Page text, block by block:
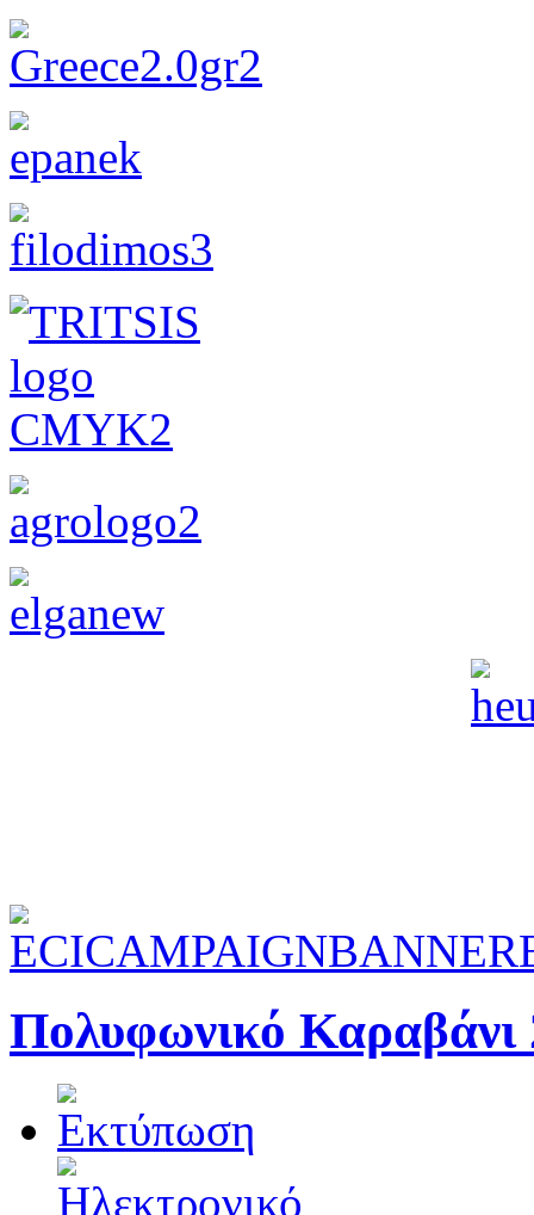
Πολυφωνικό Καραβάνι